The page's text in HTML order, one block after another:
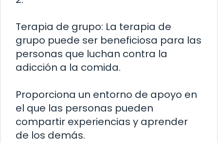
Terapia de grupo: La terapia de
grupo puede ser beneficiosa para las
personas que luchan contra la
adicción a la comida.
Proporciona un entorno de apoyo en
el que las personas pueden
compartir experiencias y aprender
de los demás.